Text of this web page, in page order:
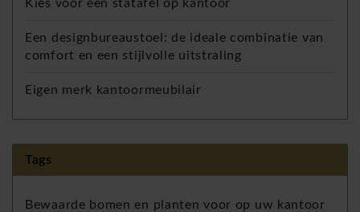
Kies voor een statafel op kantoor
Een designbureaustoel: de ideale combinatie van
comfort en een stijlvolle uitstraling
Eigen merk kantoormeubilair
Tags
Bewaarde bomen en planten voor op uw kantoor